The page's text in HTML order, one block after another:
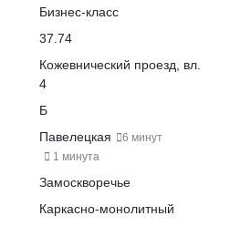
Бизнес-класс
37.74
Кожевнический проезд, вл.
4
Б
Павелецкая
6 минут
1 минута
Замоскворечье
Каркасно-монолитный